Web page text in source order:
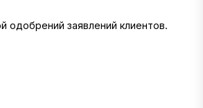
одобрений заявлений клиентов.